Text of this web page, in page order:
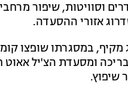
וסוויטות, שיפור
אזורי ההסעדה.
ומסעדת הצ'יל אאוט